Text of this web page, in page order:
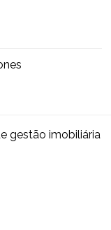
gestão imobiliária